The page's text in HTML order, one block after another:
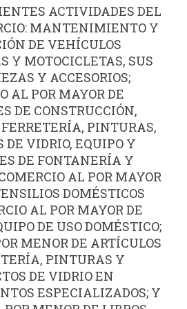
ACTIVIDADES DEL
MANTENIMIENTO Y
DE VEHÍCULOS
Y MOTOCICLETAS, SUS
Y ACCESORIOS;
AL POR MAYOR DE
DE CONSTRUCCIÓN,
PINTURAS,
DE VIDRIO, EQUIPO Y
DE FONTANERÍA Y
AL POR MAYOR
DOMÉSTICOS
AL POR MAYOR DE
DE USO DOMÉSTICO;
MENOR DE ARTÍCULOS
PINTURAS Y
DE VIDRIO EN
ESPECIALIZADOS; Y